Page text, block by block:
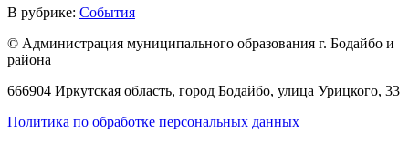
В рубрике: События
© Администрация муниципального образования г. Бодайбо и
района
666904 Иркутская область, город Бодайбо, улица Урицкого, 33
Политика по обработке персональных данных